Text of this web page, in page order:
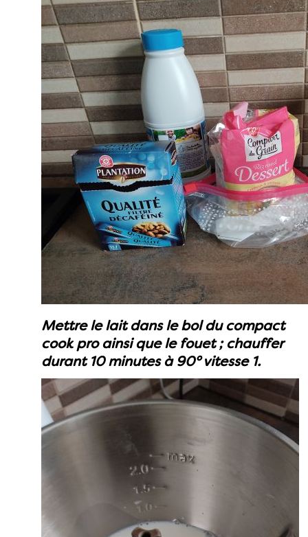
Mettre le lait dans le bol du compact
cook pro ainsi que le fouet ; chauffer
durant 10 minutes à 90° vitesse 1.